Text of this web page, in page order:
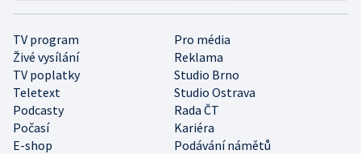
TV program
Pro média
Živé vysílání
Reklama
TV poplatky
Studio Brno
Teletext
Studio Ostrava
Podcasty
Rada ČT
Počasí
Kariéra
E-shop
Podávání námětů